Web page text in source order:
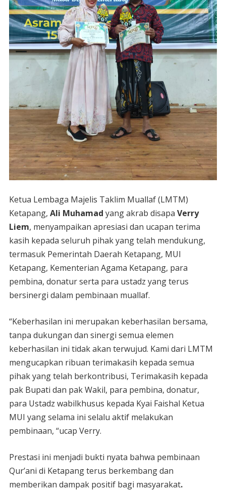
Ketua Lembaga Majelis Taklim Muallaf (LMTM)
Ketapang, Ali Muhamad yang akrab disapa Verry
Liem, menyampaikan apresiasi dan ucapan terima
kasih kepada seluruh pihak yang telah mendukung,
termasuk Pemerintah Daerah Ketapang, MUI
Ketapang, Kementerian Agama Ketapang, para
pembina, donatur serta para ustadz yang terus
bersinergi dalam pembinaan muallaf.
“Keberhasilan ini merupakan keberhasilan bersama,
tanpa dukungan dan sinergi semua elemen
keberhasilan ini tidak akan terwujud. Kami dari LMTM
mengucapkan ribuan terimakasih kepada semua
pihak yang telah berkontribusi, Terimakasih kepada
pak Bupati dan pak Wakil, para pembina, donatur,
para Ustadz wabilkhusus kepada Kyai Faishal Ketua
MUI yang selama ini selalu aktif melakukan
pembinaan, “ucap Verry.
Prestasi ini menjadi bukti nyata bahwa pembinaan
Qur’ani di Ketapang terus berkembang dan
memberikan dampak positif bagi masyarakat.